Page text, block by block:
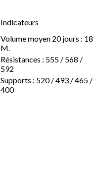
Indicateurs
Volume moyen 20 jours : 18
M.
Résistances : 555 / 568 /
592
Supports : 520 / 493 / 465 /
400